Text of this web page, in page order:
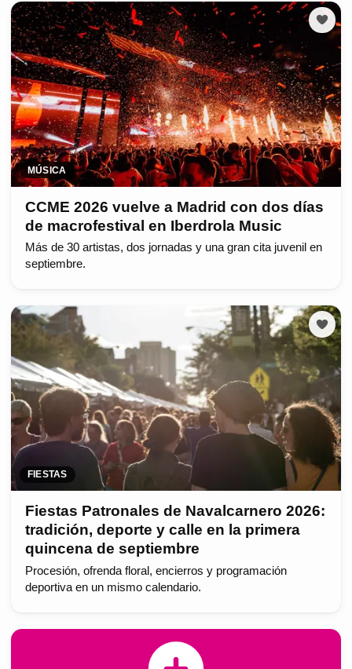
MÚSICA
CCME 2026 vuelve a Madrid con dos días
de macrofestival en Iberdrola Music
Más de 30 artistas, dos jornadas y una gran cita juvenil en
septiembre.
FIESTAS
Fiestas Patronales de Navalcarnero 2026:
tradición, deporte y calle en la primera
quincena de septiembre
Procesión, ofrenda floral, encierros y programación
deportiva en un mismo calendario.